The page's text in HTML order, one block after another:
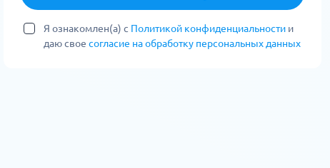
Я ознакомлен(а) с Политикой конфиденциальности и
даю свое согласие на обработку персональных данных